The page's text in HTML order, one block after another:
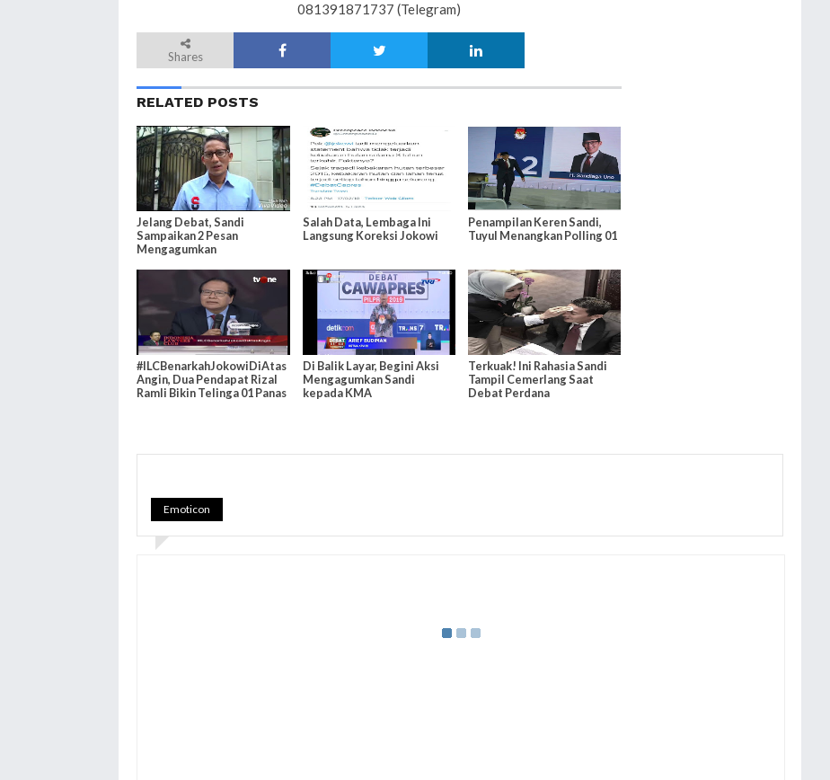
081391871737 (Telegram)
Shares
RELATED POSTS
Jelang Debat, Sandi
Sampaikan 2 Pesan
Mengagumkan
Salah Data, Lembaga Ini
Langsung Koreksi Jokowi
Penampilan Keren Sandi,
Tuyul Menangkan Polling 01
#ILCBenarkahJokowiDiAtas
Angin, Dua Pendapat Rizal
Ramli Bikin Telinga 01 Panas
Di Balik Layar, Begini Aksi
Mengagumkan Sandi
kepada KMA
Terkuak! Ini Rahasia Sandi
Tampil Cemerlang Saat
Debat Perdana
Emoticon